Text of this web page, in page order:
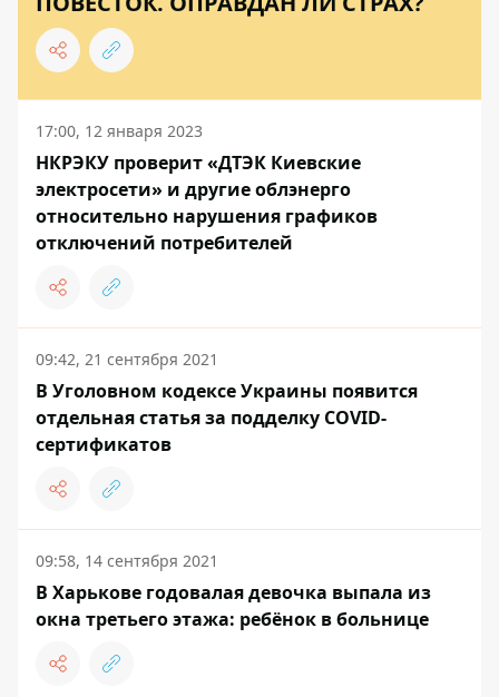
17:00, 12 января 2023
НКРЭКУ проверит «ДТЭК Киевские
электросети» и другие облэнерго
относительно нарушения графиков
отключений потребителей
09:42, 21 сентября 2021
В Уголовном кодексе Украины появится
отдельная статья за подделку COVID-
сертификатов
09:58, 14 сентября 2021
В Харькове годовалая девочка выпала из
окна третьего этажа: ребёнок в больнице